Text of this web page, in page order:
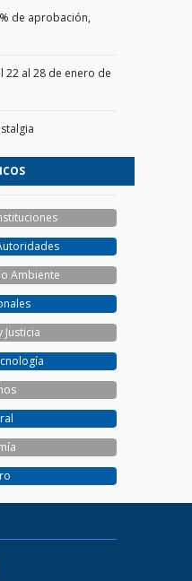
de aprobación,
22 al 28 de enero de
Ambiente
Justicia